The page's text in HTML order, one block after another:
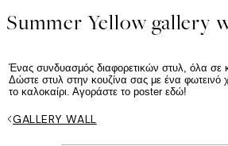
Summer Yellow gallery
Ένας συνδυασμός διαφορετικών στυλ, όλα σε
Δώστε στυλ στην κουζίνα σας με ένα φωτεινό
το καλοκαίρι. Αγοράστε το poster εδώ!
GALLERY WALL